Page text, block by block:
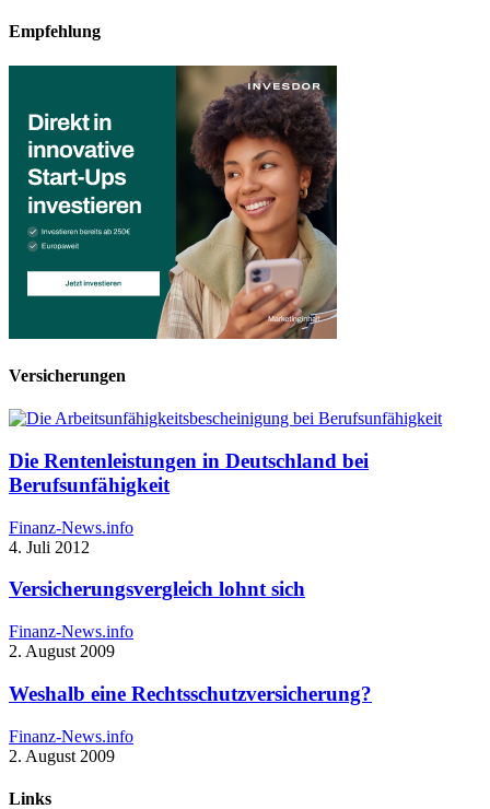
Empfehlung
Versicherungen
Die Rentenleistungen in Deutschland bei
Berufsunfähigkeit
Finanz-News.info
4. Juli 2012
Versicherungsvergleich lohnt sich
Finanz-News.info
2. August 2009
Weshalb eine Rechtsschutzversicherung?
Finanz-News.info
2. August 2009
Links